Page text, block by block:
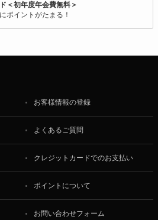
＜初年度年会費無料＞
ポイントがたまる！
お客様情報の登録
よくあるご質問
クレジットカードでのお支払い
ポイントについて
お問い合わせフォーム